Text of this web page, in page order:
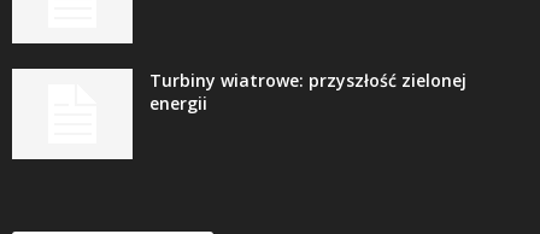
Turbiny wiatrowe: przyszłość zielonej
energii